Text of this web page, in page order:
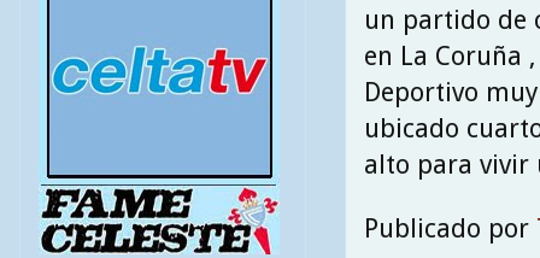
un partido de
en La Coruña
Deportivo
ubicado
alto para vivir
Publicado por